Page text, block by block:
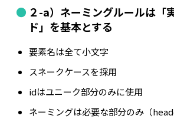
２-a）ネーミングルールは「
ド」を基本とする
要素名は全て小文字
スネークケースを採用
idはユニーク部分のみに使用
ネーミングは必要な部分のみ（